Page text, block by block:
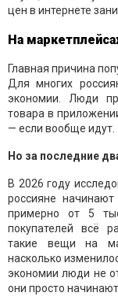
цен в интернете
На
Главная причина
Для многих
экономии. Люди
товара в
— если вообще идут.
Но за последние
В 2026 году
россияне
примерно от 5
покупателей всё
такие вещи на
насколько
экономии люди не
они просто